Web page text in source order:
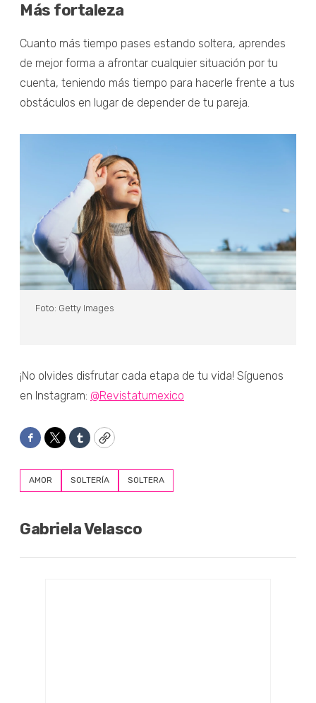
Más fortaleza
Cuanto más tiempo pases estando soltera, aprendes
de mejor forma a afrontar cualquier situación por tu
cuenta, teniendo más tiempo para hacerle frente a tus
obstáculos en lugar de depender de tu pareja.
Foto: Getty Images
¡No olvides disfrutar cada etapa de tu vida! Síguenos
en Instagram: @Revistatumexico
Facebook
TwitterTumblrCopy
AMOR SOLTERÍA SOLTERA
Gabriela Velasco